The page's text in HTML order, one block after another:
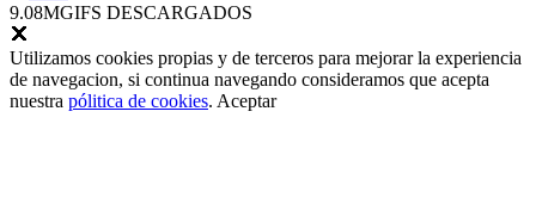
9.08MGIFS DESCARGADOS
Utilizamos cookies propias y de terceros para mejorar la experiencia
de navegacion, si continua navegando consideramos que acepta
nuestra pólitica de cookies. Aceptar